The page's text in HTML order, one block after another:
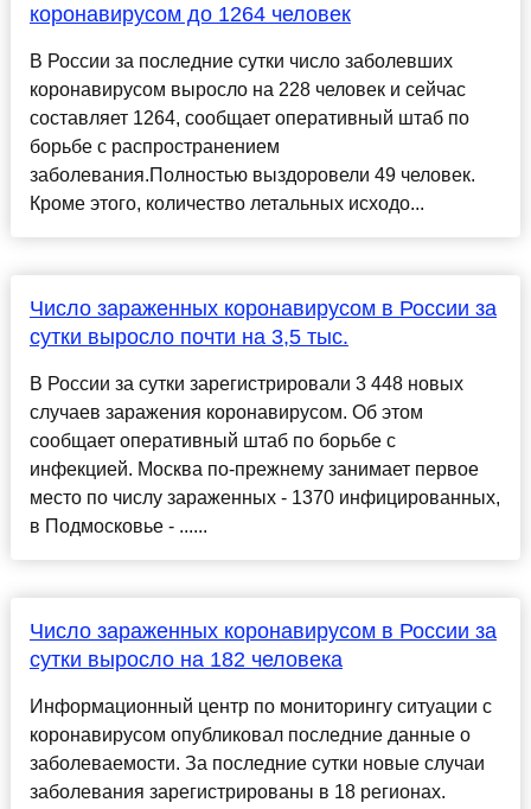
коронавирусом до 1264 человек
В России за последние сутки число заболевших
коронавирусом выросло на 228 человек и сейчас
составляет 1264, сообщает оперативный штаб по
борьбе с распространением
заболевания.Полностью выздоровели 49 человек.
Кроме этого, количество летальных исходо...
Число зараженных коронавирусом в России за
сутки выросло почти на 3,5 тыс.
В России за сутки зарегистрировали 3 448 новых
случаев заражения коронавирусом. Об этом
сообщает оперативный штаб по борьбе с
инфекцией. Москва по-прежнему занимает первое
место по числу зараженных - 1370 инфицированных,
в Подмосковье - ......
Число зараженных коронавирусом в России за
сутки выросло на 182 человека
Информационный центр по мониторингу ситуации с
коронавирусом опубликовал последние данные о
заболеваемости. За последние сутки новые случаи
заболевания зарегистрированы в 18 регионах.